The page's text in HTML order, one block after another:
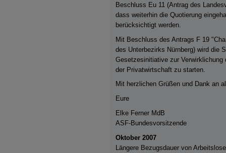
Beschluss Eu 11 (Antrag des
dass weiterhin die Quotierung
berücksichtigt werden.
Mit Beschluss des Antrags F 19
des Unterbezirks Nürnberg) wird die
Gesetzesinitiative zur Verwirklichung
der Privatwirtschaft zu starten.
Mit herzlichen Grüßen und Dank an
Eure
Elke Ferner MdB
ASF-Bundesvorsitzende
Oktober 2007
Längere Bezugsdauer von